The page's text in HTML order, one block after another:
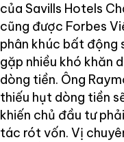
của Savills Hotels
cũng được Forbes
phân khúc bất động
gặp nhiều khó khăn
dòng tiền. Ông
thiếu hụt dòng tiền
khiến chủ đầu tư
tác rót vốn. Vị